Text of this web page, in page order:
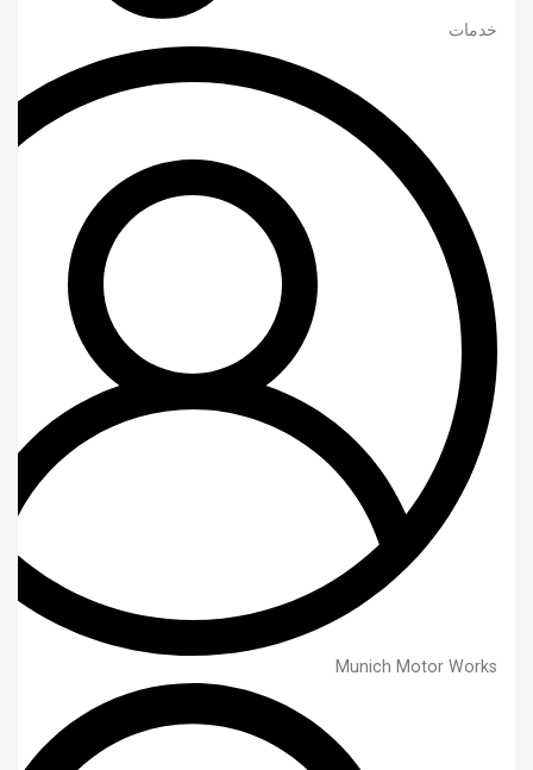
خدمات
Munich Motor Works